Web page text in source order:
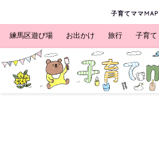
子育てママMAP
練馬区遊び場 お出かけ 旅行 子育て